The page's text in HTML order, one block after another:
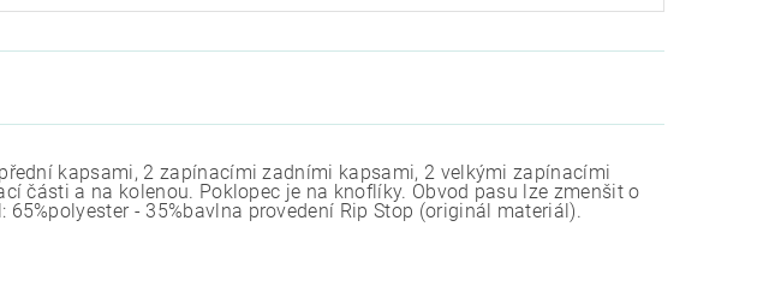
kapsami, 2 zapínacími zadními kapsami, 2 velkými zapínacími
části a na kolenou. Poklopec je na knoflíky. Obvod pasu lze zmenšit o
- 35%bavlna provedení Rip Stop (originál materiál).